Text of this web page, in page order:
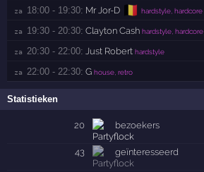
za 18:00 - 19:30: Mr Jor-D 🇧🇪 hardstyle, hardcore
za 19:30 - 20:30: Clayton Cash hardstyle, hardcore
za 20:30 - 22:00: Just Robert hardstyle
za 22:00 - 22:30: G house, retro
Statistieken
20 bezoekers
43 geïnteresseerd